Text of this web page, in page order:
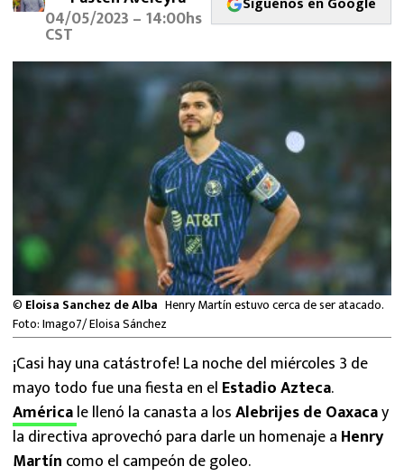
MEXICANOS EN EL EXTRANJERO
FUTBOL ESTUFA
FÓRMULA 1
NFL
04/05/2023 – 14:00hs
CST
© Eloisa Sanchez de Alba Henry Martín estuvo cerca de ser atacado.
Foto: Imago7/ Eloisa Sánchez
¡Casi hay una catástrofe! La noche del miércoles 3 de
mayo todo fue una fiesta en el Estadio Azteca.
Américale llenó la canasta a losAlebrijes de Oaxacay
la directiva aprovechó para darle un homenaje a Henry
Martín como el campeón de goleo.